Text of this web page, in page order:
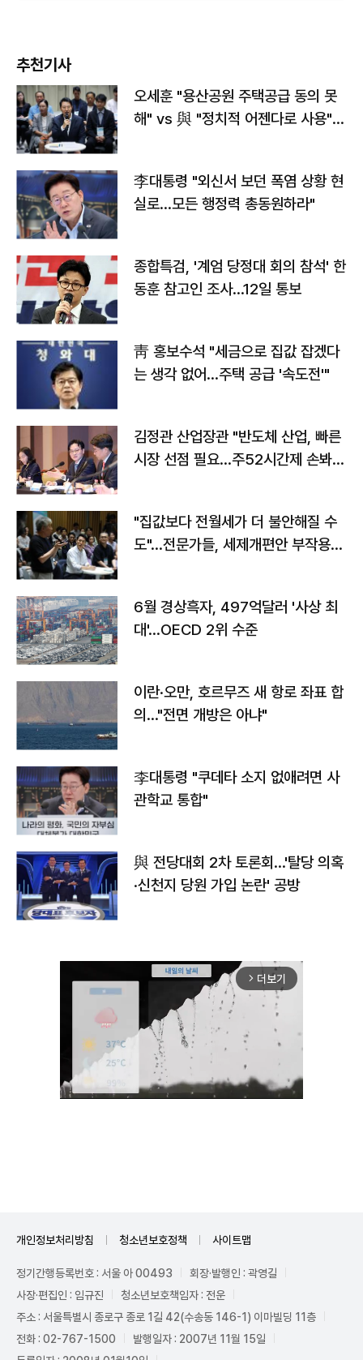
추천기사
오세훈 "용산공원 주택공급 동의 못
해" vs 與 "정치적 어젠다로 사용"
李대통령 "외신서 보던 폭염 상황 현
실로…모든 행정력 총동원하라"
종합특검, '계엄 당정대 회의 참석' 한
동훈 참고인 조사...12일 통보
靑 홍보수석 "세금으로 집값 잡겠다
는 생각 없어…주택 공급 '속도전'"
김정관 산업장관 "반도체 산업, 빠른
시장 선점 필요…주52시간제 손봐
"집값보다 전월세가 더 불안해질 수
도"…전문가들, 세제개편안 부작용
6월 경상흑자, 497억달러 '사상 최
대'…OECD 2위 수준
이란·오만, 호르무즈 새 항로 좌표 합
의…"전면 개방은 아냐"
李대통령 "쿠데타 소지 없애려면 사
관학교 통합"
與 전당대회 2차 토론회…'탈당 의혹
·신천지 당원 가입 논란' 공방
arrow_forward_ios 더보기
개인정보처리방침 청소년보호정책 사이트맵
정기간행등록번호 : 서울 아 00493
회장·발행인 : 곽영길
사장·편집인 : 임규진
청소년보호책임자 : 전운
주소 : 서울특별시 종로구 종로 1길 42(수송동 146-1) 이마빌딩 11층
전화 : 02-767-1500
발행일자 : 2007년 11월 15일